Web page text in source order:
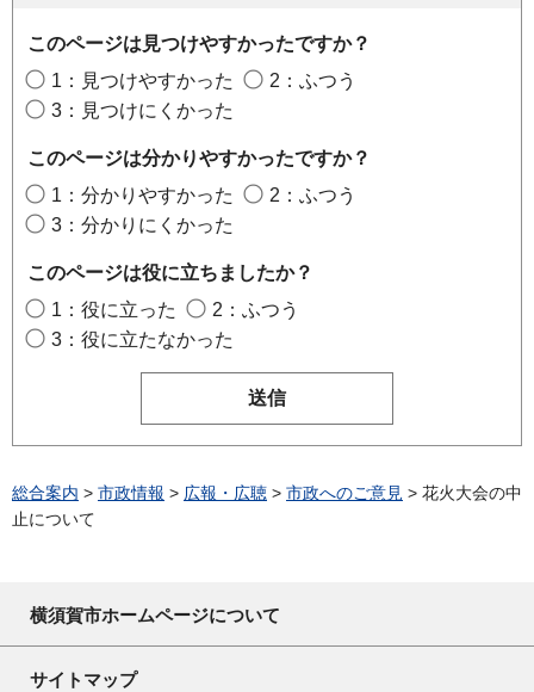
このページは見つけやすかったですか？
1：見つけやすかった
2：ふつう
3：見つけにくかった
このページは分かりやすかったですか？
1：分かりやすかった
2：ふつう
3：分かりにくかった
このページは役に立ちましたか？
1：役に立った
2：ふつう
3：役に立たなかった
総合案内 > 市政情報 > 広報・広聴 > 市政へのご意見 > 花火大会の中
止について
横須賀市ホームページについて
サイトマップ